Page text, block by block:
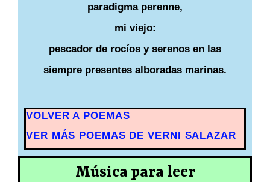
paradigma perenne,
mi viejo:
pescador de rocíos y serenos en las
siempre presentes alboradas marinas.
VOLVER A POEMAS
VER MÁS POEMAS DE VERNI SALAZAR
Música para leer